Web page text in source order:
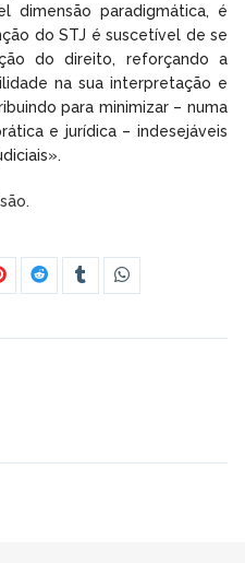
dimensão paradigmática, é
do STJ é suscetível de se
do direito, reforçando a
na sua interpretação e
para minimizar – numa
e jurídica – indesejáveis